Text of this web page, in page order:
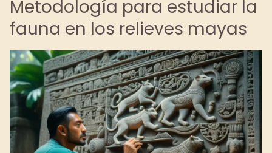
Metodología para estudiar la
fauna en los relieves mayas